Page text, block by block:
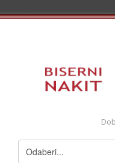
Registracija
Pregledani artikli